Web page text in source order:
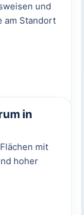
und
am Standort
in
mit
hoher